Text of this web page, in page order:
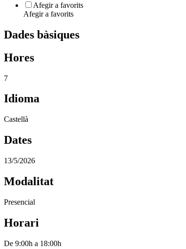
Afegir a favorits
Afegir a favorits
Dades bàsiques
Hores
7
Idioma
Castellà
Dates
13/5/2026
Modalitat
Presencial
Horari
De 9:00h a 18:00h